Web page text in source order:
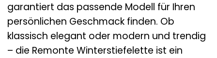
garantiert das passende Modell für Ihren
persönlichen Geschmack finden. Ob
klassisch elegant oder modern und trendig
– die Remonte Winterstiefelette ist ein